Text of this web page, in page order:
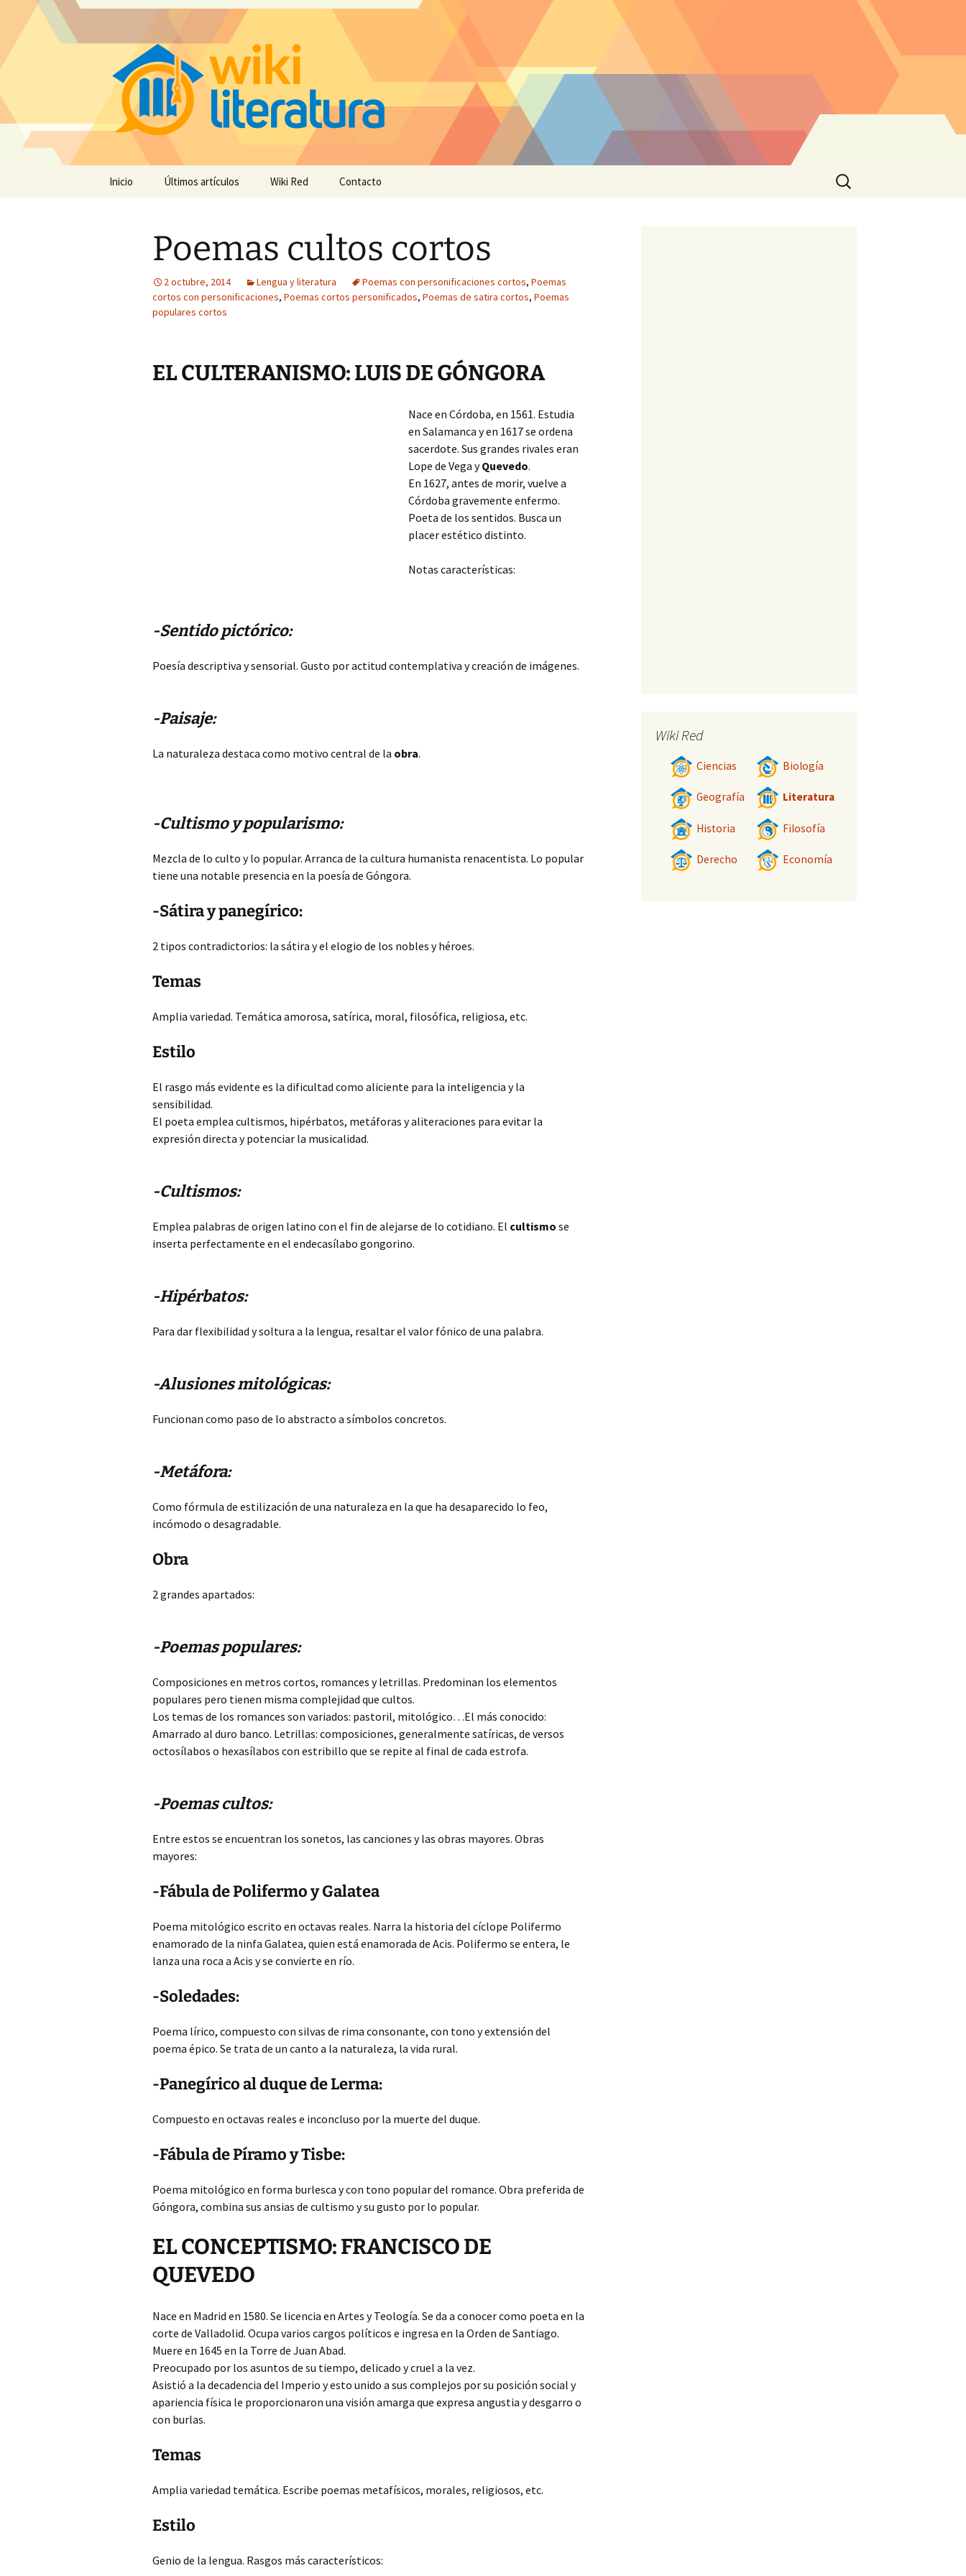
Inicio Últimos artículos Wiki Red Contacto
Buscar:
Poemas cultos cortos
2 octubre, 2014 Lengua y literatura Poemas con personificaciones cortos, Poemas
cortos con personificaciones, Poemas cortos personificados, Poemas de satira cortos, Poemas
populares cortos
EL CULTERANISMO: LUIS DE GÓNGORA
Nace en Córdoba, en 1561. Estudia
en Salamanca y en 1617 se ordena
sacerdote. Sus grandes rivales eran
Lope de Vega yQuevedo.
En 1627, antes de morir, vuelve a
Córdoba gravemente enfermo.
Poeta de los sentidos. Busca un
placer estético distinto.
Notas características:
-Sentido pictórico:
Poesía descriptiva y sensorial. Gusto por actitud contemplativa y creación de imágenes.
-Paisaje:
La naturaleza destaca como motivo central de la obra.
-Cultismo y popularismo:
Mezcla de lo culto y lo popular. Arranca de la cultura humanista renacentista. Lo popular
tiene una notable presencia en la poesía de Góngora.
-Sátira y panegírico:
2 tipos contradictorios: la sátira y el elogio de los nobles y héroes.
Temas
Amplia variedad. Temática amorosa, satírica, moral, filosófica, religiosa, etc.
Estilo
El rasgo más evidente es la dificultad como aliciente para la inteligencia y la
sensibilidad.
El poeta emplea cultismos, hipérbatos, metáforas y aliteraciones para evitar la
expresión directa y potenciar la musicalidad.
-Cultismos:
Emplea palabras de origen latino con el fin de alejarse de lo cotidiano. El cultismo se
inserta perfectamente en el endecasílabo gongorino.
-Hipérbatos:
Para dar flexibilidad y soltura a la lengua, resaltar el valor fónico de una palabra.
-Alusiones mitológicas:
Funcionan como paso de lo abstracto a símbolos concretos.
-Metáfora:
Como fórmula de estilización de una naturaleza en la que ha desaparecido lo feo,
incómodo o desagradable.
Obra
2 grandes apartados:
-Poemas populares:
Composiciones en metros cortos, romances y letrillas. Predominan los elementos
populares pero tienen misma complejidad que cultos.
Los temas de los romances son variados: pastoril, mitológico…El más conocido:
Amarrado al duro banco. Letrillas: composiciones, generalmente satíricas, de versos
octosílabos o hexasílabos con estribillo que se repite al final de cada estrofa.
-Poemas cultos:
Entre estos se encuentran los sonetos, las canciones y las obras mayores. Obras
mayores:
-Fábula de Polifermo y Galatea
Poema mitológico escrito en octavas reales. Narra la historia del cíclope Polifermo
enamorado de la ninfa Galatea, quien está enamorada de Acis. Polifermo se entera, le
lanza una roca a Acis y se convierte en río.
-Soledades:
Poema lírico, compuesto con silvas de rima consonante, con tono y extensión del
poema épico. Se trata de un canto a la naturaleza, la vida rural.
-Panegírico al duque de Lerma:
Compuesto en octavas reales e inconcluso por la muerte del duque.
-Fábula de Píramo y Tisbe:
Poema mitológico en forma burlesca y con tono popular del romance. Obra preferida de
Góngora, combina sus ansias de cultismo y su gusto por lo popular.
EL CONCEPTISMO: FRANCISCO DE
QUEVEDO
Nace en Madrid en 1580. Se licencia en Artes y Teología. Se da a conocer como poeta en la
corte de Valladolid. Ocupa varios cargos políticos e ingresa en la Orden de Santiago.
Muere en 1645 en la Torre de Juan Abad.
Preocupado por los asuntos de su tiempo, delicado y cruel a la vez.
Asistió a la decadencia del Imperio y esto unido a sus complejos por su posición social y
apariencia física le proporcionaron una visión amarga que expresa angustia y desgarro o
con burlas.
Temas
Amplia variedad temática. Escribe poemas metafísicos, morales, religiosos, etc.
Estilo
Genio de la lengua. Rasgos más característicos:
Wiki Red
Ciencias Biología
Geografía Literatura
Historia Filosofía
Derecho Economía